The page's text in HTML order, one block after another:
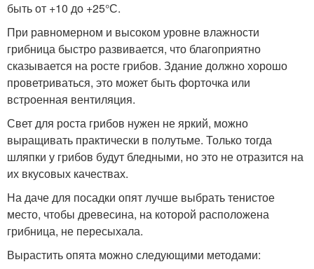
быть от +10 до +25°С.
При равномерном и высоком уровне влажности
грибница быстро развивается, что благоприятно
сказывается на росте грибов. Здание должно хорошо
проветриваться, это может быть форточка или
встроенная вентиляция.
Свет для роста грибов нужен не яркий, можно
выращивать практически в полутьме. Только тогда
шляпки у грибов будут бледными, но это не отразится на
их вкусовых качествах.
На даче для посадки опят лучше выбрать тенистое
место, чтобы древесина, на которой расположена
грибница, не пересыхала.
Вырастить опята можно следующими методами: